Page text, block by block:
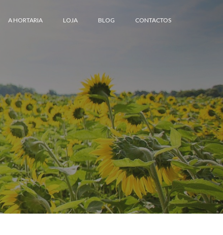
A HORTARIA LOJA BLOG CONTACTOS